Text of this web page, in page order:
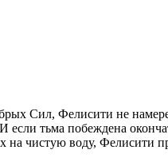
Сил, Фелисити не
тьма побеждена
чистую воду, Фелисити